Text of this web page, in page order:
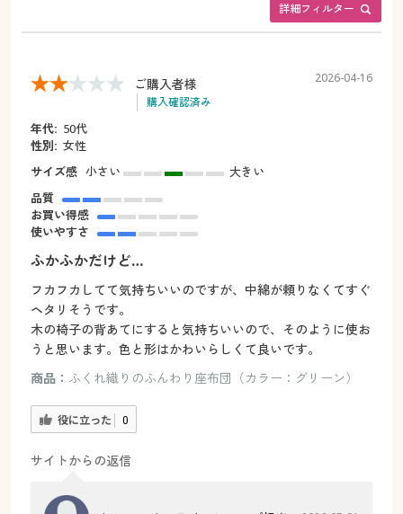
詳細フィルター
ご購入者様
購入確認済み
2026-04-16
年代: 50代
性別: 女性
サイズ感 小さい
大きい
品質
お買い得感
使いやすさ
ふかふかだけど…
フカフカしてて気持ちいいのですが、中綿が頼りなくてすぐ
ヘタリそうです。
木の椅子の背あてにすると気持ちいいので、そのように使お
うと思います。色と形はかわいらしくて良いです。
商品： ふくれ織りのふんわり座布団（カラー：グリーン）
役に立った 0
サイトからの返信